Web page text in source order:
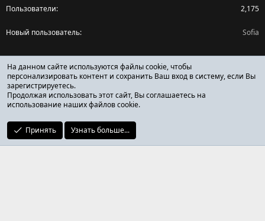
Пользователи 2,175
Новый пользователь Sofia
Поделиться страницей
Facebook
X (Twitter)
Reddit
ОТЗЫВЫ ОНЛАЙН ФОРУМ
На данном сайте используются файлы cookie, чтобы
персонализировать контент и сохранить Ваш вход в систему, если Вы
зарегистрируетесь.
Продолжая использовать этот сайт, Вы соглашаетесь на
использование наших файлов cookie.
Принять Узнать больше...